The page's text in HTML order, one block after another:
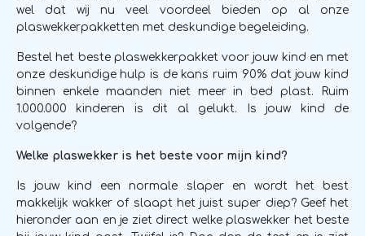
wel dat wij nu veel voordeel bieden op al onze
plaswekkerpakketten met deskundige begeleiding.
Bestel het beste plaswekkerpakket voor jouw kind en met
onze deskundige hulp is de kans ruim 90% dat jouw kind
binnen enkele maanden niet meer in bed plast. Ruim
1.000.000 kinderen is dit al gelukt. Is jouw kind de
volgende?
Welke plaswekker is het beste voor mijn kind?
Is jouw kind een normale slaper en wordt het best
makkelijk wakker of slaapt het juist super diep? Geef het
hieronder aan en je ziet direct welke plaswekker het beste